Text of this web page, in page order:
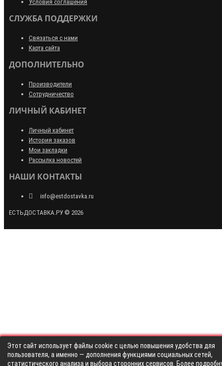
Условия соглашения
СЛУЖБА ПОДДЕРЖКИ
Связаться с нами
Карта сайта
ДОПОЛНИТЕЛЬНО
Производители
Сотрудничество
ЛИЧНЫЙ КАБИНЕТ
Личный кабинет
История заказов
Мои закладки
Рассылка новостей
НАШИ КОНТАКТЫ
info@estdostavka.ru
ЕСТЬДОСТАВКА.РУ © 2026
Этот сайт использует файлы cookie с целью повышения удобства для
пользователя, а именно — дополнения функциями социальных сетей,
статистического анализа и выбора сторонних сервисов. Более